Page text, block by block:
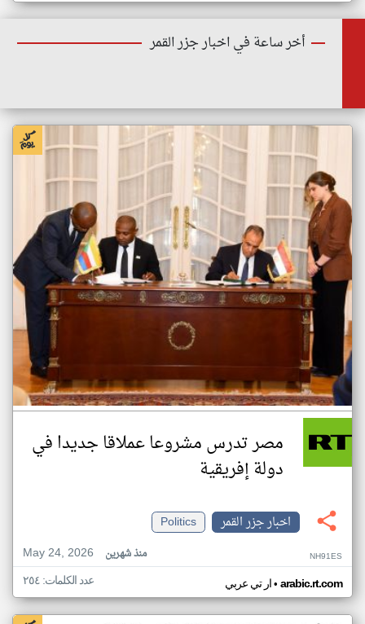
أخر ساعة في اخبار جزر القمر
مصر تدرس مشروعا عملاقا جديدا في
دولة إفريقية
اخبار جزر القمر
Politics
May 24, 2026
منذ شهرين NH91ES
ار تي عربي• arabic.rt.com عدد الكلمات: ٢٥٤